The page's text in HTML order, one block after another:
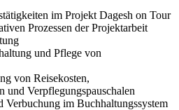
im Projekt Dagesh on Tour
Prozessen der Projektarbeit
und Pflege von
von Reisekosten,
und Verpflegungspauschalen
Verbuchung im Buchhaltungssystem